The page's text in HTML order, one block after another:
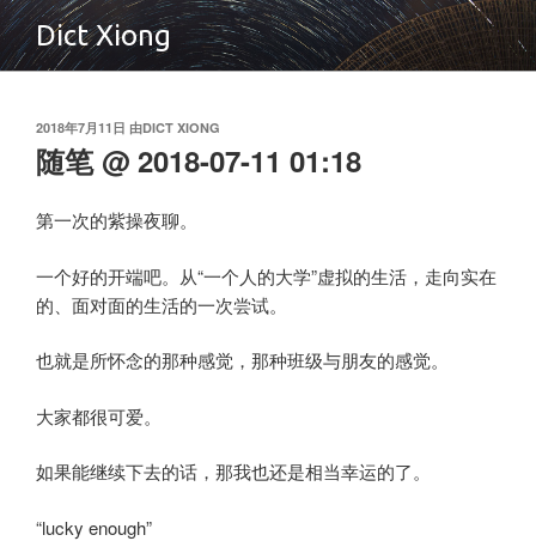
跳
至
内
Dict Xiong
发
布
于
2018年7月11 日 由DICT XIONG
随笔 @ 2018-07-11 01:18
第一次的紫操夜聊。
一个好的开端吧。从“一个人的大学”虚拟的生活，走向实在
的、面对面的生活的一次尝试。
也就是所怀念的那种感觉，那种班级与朋友的感觉。
大家都很可爱。
如果能继续下去的话，那我也还是相当幸运的了。
“lucky enough”